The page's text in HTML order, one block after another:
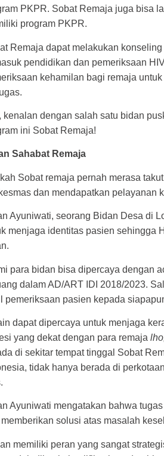
PKPR. Sobat Remaja juga bisa
program PKPR.
Remaja dapat melakukan
pendidikan dan pemeriksaan
kehamilan bagi remaja
kenalan dengan salah satu bidan
ini Sobat Remaja!
Sahabat Remaja
Sobat remaja pernah merasa
dan mendapatkan pelayanan
Ayuniwati, seorang Bidan Desa di
menjaga identitas pasien sehingga
para bidan bisa dipercaya dengan
dalam AD/ART IDI 2018/2023.
pemeriksaan pasien kepada
dapat dipercaya untuk menjaga
yang dekat dengan para remaja
di sekitar tempat tinggal Sobat
tidak hanya berada di
Ayuniwati mengatakan bahwa
solusi atas masalah
memiliki peran yang sangat